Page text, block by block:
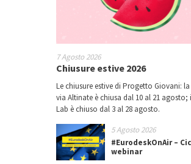
7 Agosto 2026
Chiusure estive 2026
Le chiusure estive di Progetto Giovani: la
via Altinate è chiusa dal 10 al 21 agosto;
Lab è chiuso dal 3 al 28 agosto.
5 Agosto 2026
#EurodeskOnAir –
webinar